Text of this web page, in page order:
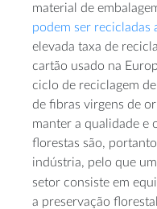
material de
podem ser recicladas
elevada taxa de
cartão usado na
ciclo de reciclagem
de fibras virgens de
manter a qualidade e
florestas são,
indústria, pelo que
setor consiste em
a preservação